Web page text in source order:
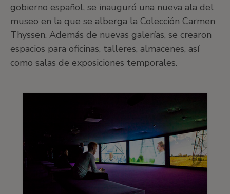
gobierno español, se inauguró una nueva ala del
museo en la que se alberga la Colección Carmen
Thyssen. Además de nuevas galerías, se crearon
espacios para oficinas, talleres, almacenes, así
como salas de exposiciones temporales.